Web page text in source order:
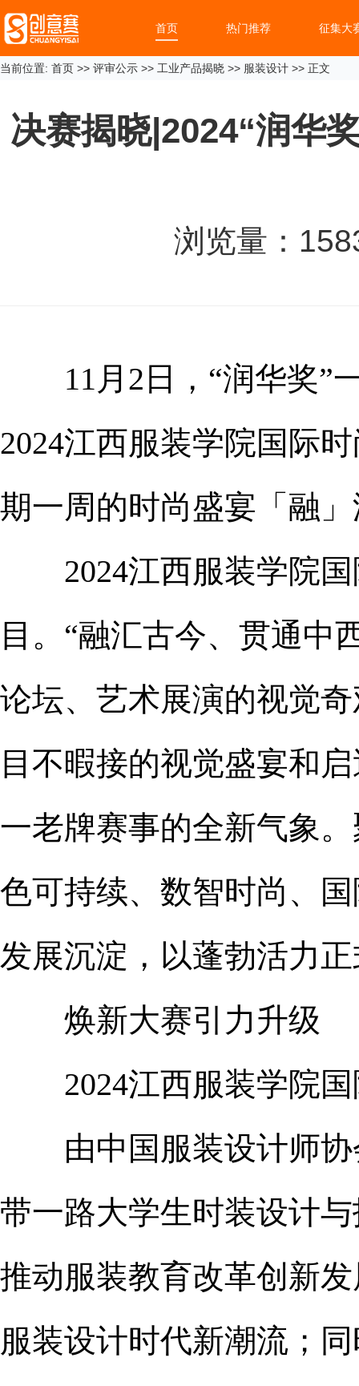
首页 热门推荐 征集大
当前位置: 首页 >> 评审公示 >> 工业产品揭晓 >> 服装设计 >> 正文
决赛揭晓|2024“润华
浏览量：
11月2日，“润华奖”
2024江西服装学院国际
期一周的时尚盛宴「融
2024江西服装学院国
目。“融汇古今、贯通中
论坛、艺术展演的视觉
目不暇接的视觉盛宴和
一老牌赛事的全新气象
色可持续、数智时尚、
发展沉淀，以蓬勃活力
焕新大赛引力升级
2024江西服装学院国
由中国服装设计师协
带一路大学生时装设计
推动服装教育改革创新
服装设计时代新潮流；